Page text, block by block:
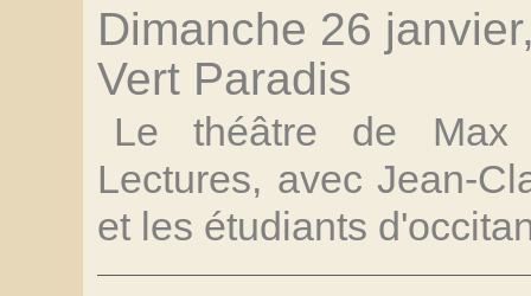
Dimanche 26
Vert Paradis
Le théâtre de Max
Lectures, avec Jean-
et les étudiants